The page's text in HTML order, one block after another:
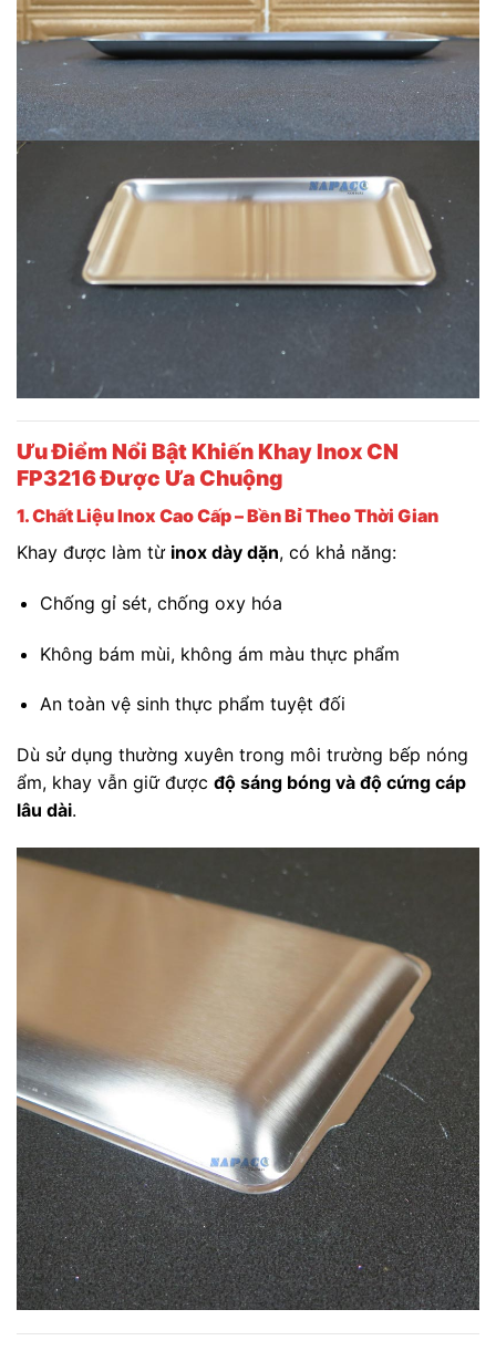
Ưu Điểm Nổi Bật Khiến Khay Inox CN
FP3216 Được Ưa Chuộng
1. Chất Liệu Inox Cao Cấp – Bền Bỉ Theo Thời Gian
Khay được làm từ inox dày dặn, có khả năng:
Chống gỉ sét, chống oxy hóa
Không bám mùi, không ám màu thực phẩm
An toàn vệ sinh thực phẩm tuyệt đối
Dù sử dụng thường xuyên trong môi trường bếp nóng
ẩm, khay vẫn giữ được độ sáng bóng và độ cứng cáp
lâu dài.